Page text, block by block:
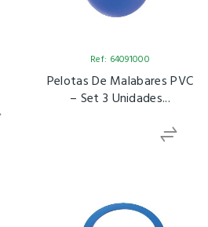
Ref: 64091000
Pelotas De Malabares PVC
– Set 3 Unidades...